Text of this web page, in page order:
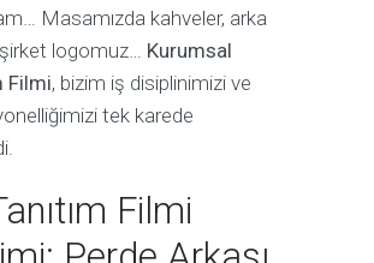
Masamızda kahveler, arka
logomuz… Kurumsal
Filmi, bizim iş disiplinimizi ve
tek karede
Filmi